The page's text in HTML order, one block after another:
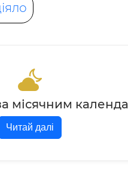
місячним
Читай далі